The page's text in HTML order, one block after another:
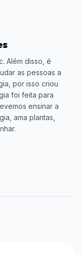
Além disso, é
as pessoas a
por isso criou
foi feita para
ensinar a
ama plantas,